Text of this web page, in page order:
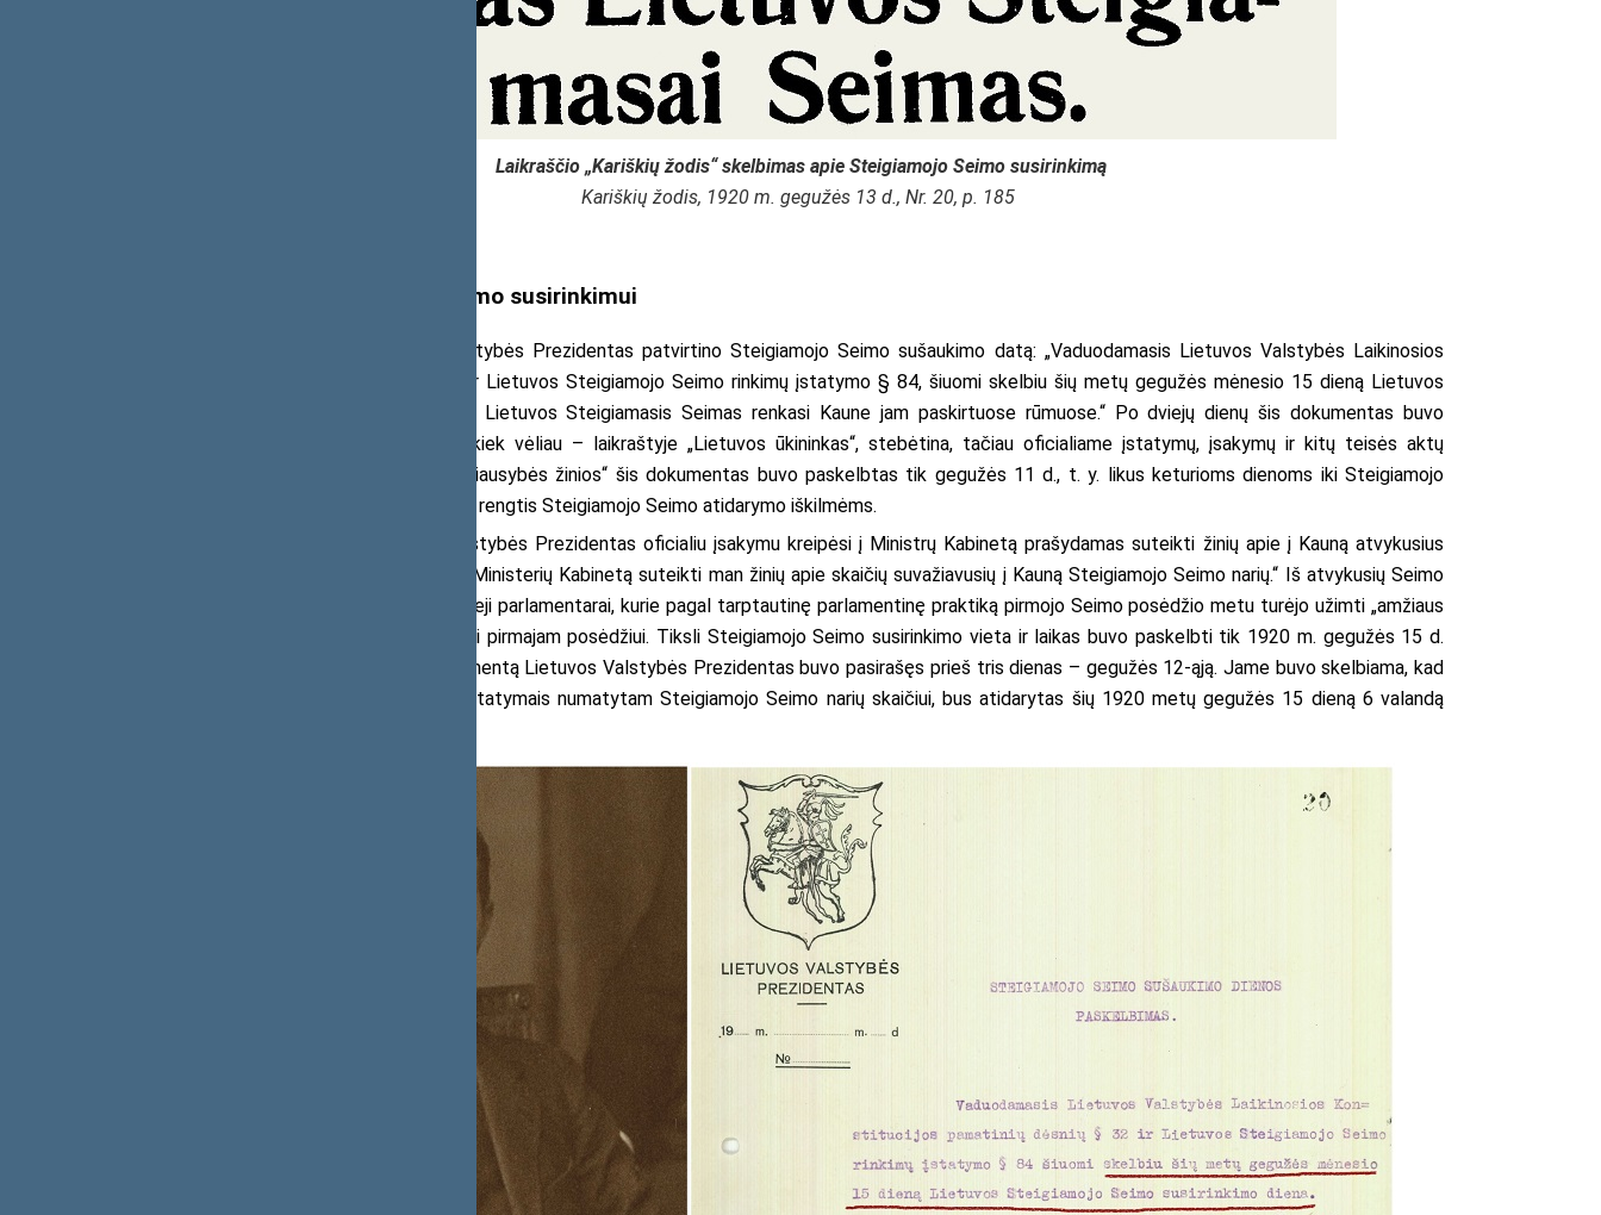
Laikraščio „Kariškių žodis“ skelbimas apie Steigiamojo Seimo susirinkimą
Kariškių žodis, 1920 m. gegužės 13 d., Nr. 20, p. 185
Pasirengimas Steigiamojo Seimo susirinkimui
1920 m. gegužės 3 d. Lietuvos Valstybės Prezidentas patvirtino Steigiamojo Seimo sušaukimo datą: „Vaduodamasis Lietuvos Valstybės Laikinosios
Konstitucijos pamatinių dėsnių § 32 ir Lietuvos Steigiamojo Seimo rinkimų įstatymo § 84, šiuomi skelbiu šių metų gegužės mėnesio 15 dieną Lietuvos
Steigiamojo Seimo susirinkimo diena. Lietuvos Steigiamasis Seimas renkasi Kaune jam paskirtuose rūmuose.“ Po dviejų dienų šis dokumentas buvo
publikuotas dienraštyje „Lietuva“ –, kiek vėliau – laikraštyje „Lietuvos ūkininkas“, stebėtina, tačiau oficialiame įstatymų, įsakymų ir kitų teisės aktų
periodiniame leidinyje „Laikinosios Vyriausybės žinios“ šis dokumentas buvo paskelbtas tik gegužės 11 d., t. y. likus keturioms dienoms iki Steigiamojo
Seimo susirinkimo. Tačiau tai netrukdė rengtis Steigiamojo Seimo atidarymo iškilmėms.
1920 m. gegužės 10 d. Lietuvos Valstybės Prezidentas oficialiu įsakymu kreipėsi į Ministrų Kabinetą prašydamas suteikti žinių apie į Kauną atvykusius
Steigiamojo Seimo narius: „[...] prašau Ministerių Kabinetą suteikti man žinių apie skaičių suvažiavusių į Kauną Steigiamojo Seimo narių.“ Iš atvykusių Seimo
narių buvo išrinkti vyriausieji ir jauniausieji parlamentarai, kurie pagal tarptautinę parlamentinę praktiką pirmojo Seimo posėdžio metu turėjo užimti „amžiaus
prezidiumo“ pareigas, t. y. pirmininkauti pirmajam posėdžiui. Tiksli Steigiamojo Seimo susirinkimo vieta ir laikas buvo paskelbti tik 1920 m. gegužės 15 d.
dienraštyje „Lietuva“, tiesa, patį dokumentą Lietuvos Valstybės Prezidentas buvo pasirašęs prieš tris dienas – gegužės 12-ąją. Jame buvo skelbiama, kad
„[...] Steigiamasis Seimas, susirinkus įstatymais numatytam Steigiamojo Seimo narių skaičiui, bus atidarytas šių 1920 metų gegužės 15 dieną 6 valandą